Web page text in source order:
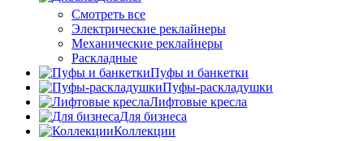
Смотреть все
Электрические реклайнеры
Механические реклайнеры
Раскладные
Пуфы и банкетки
Пуфы-раскладушки
Лифтовые кресла
Для бизнеса
Коллекции